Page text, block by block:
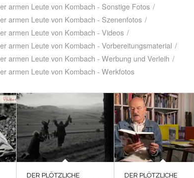
armen Leute von Kombach - Sonstige Fotos /
armen Leute von Kombach - Szenenfotos /
armen Leute von Kombach - Videos /
armen Leute von Kombach - Vorbereitungsmaterial /
armen Leute von Kombach - Werbung und Verleih /
armen Leute von Kombach - Werkfotos
DER PLÖTZLICHE
DER PLÖTZLICHE